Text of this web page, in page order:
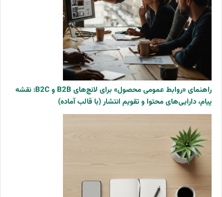
راهنمای «روابط عمومی محصول» برای لانچ‌های B2B و B2C: نقشه
پیام، دارایی‌های محتوا و تقویم انتشار (با قالب آماده)